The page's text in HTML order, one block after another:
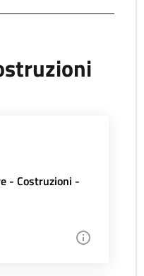
- Costruzioni -